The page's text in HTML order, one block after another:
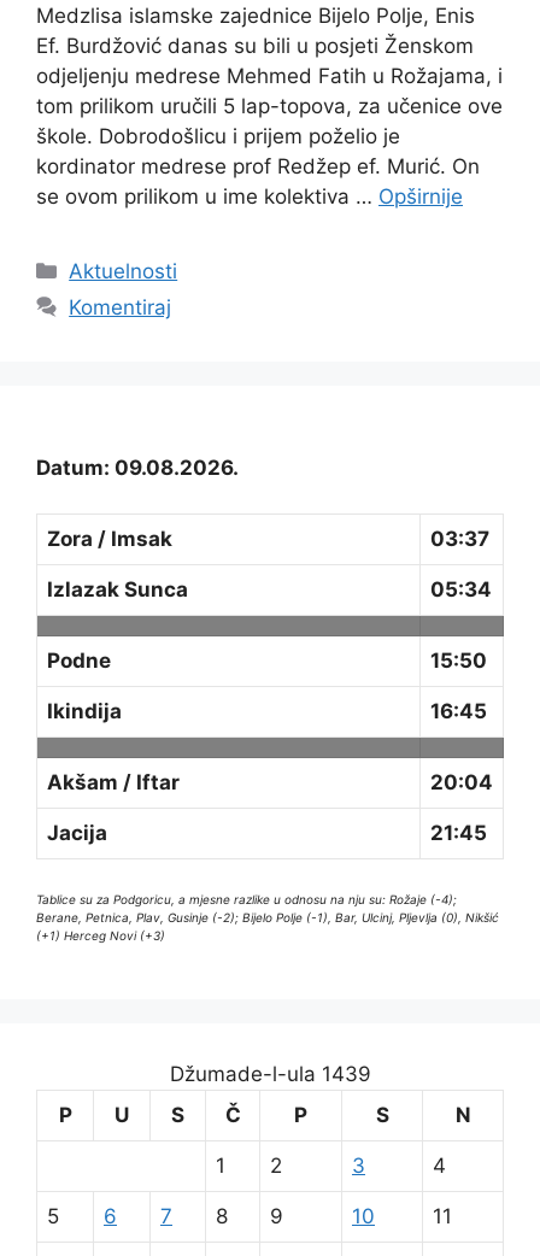
Medzlisa islamske zajednice Bijelo Polje, Enis
Ef. Burdžović danas su bili u posjeti Ženskom
odjeljenju medrese Mehmed Fatih u Rožajama, i
tom prilikom uručili 5 lap-topova, za učenice ove
škole. Dobrodošlicu i prijem poželio je
kordinator medrese prof Redžep ef. Murić. On
se ovom prilikom u ime kolektiva … Opširnije
Kategorije
Aktuelnosti
Komentiraj
Datum: 09.08.2026.
Zora / Imsak 03:37
Izlazak Sunca 05:34
Podne 15:50
Ikindija 16:45
Akšam / Iftar 20:04
Jacija 21:45
Tablice su za Podgoricu, a mjesne razlike u odnosu na nju su: Rožaje (-4);
Berane, Petnica, Plav, Gusinje (-2); Bijelo Polje (-1), Bar, Ulcinj, Pljevlja (0), Nikšić
(+1) Herceg Novi (+3)
Džumade-l-ula 1439
P
U S Č P S N
1 2 3 4
5 6 7 8 9 10 11